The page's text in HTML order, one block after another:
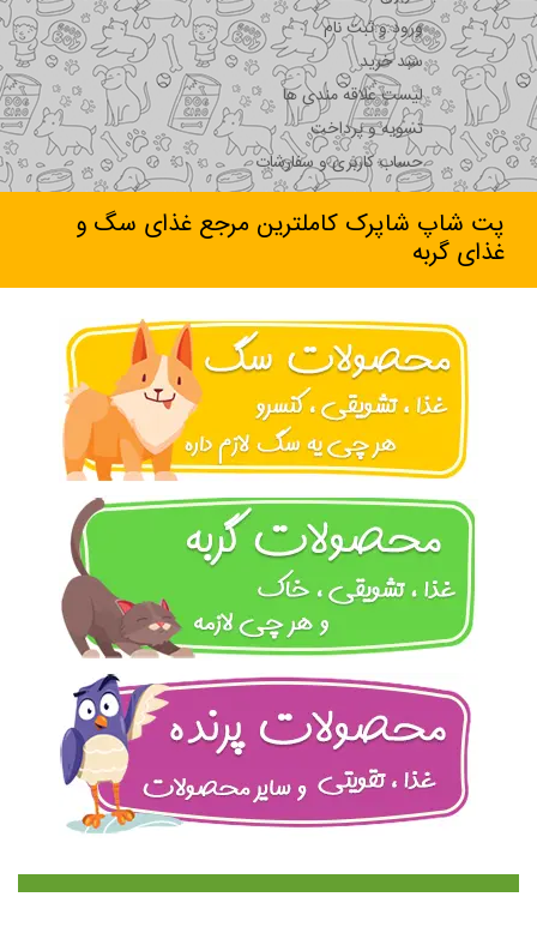
ورود و ثبت نام
سبد خرید
لیست علاقه مندی ها
تسویه و پرداخت
حساب کاربری و سفارشات
پت شاپ شاپرک کاملترین مرجع غذای سگ و
غذای گربه